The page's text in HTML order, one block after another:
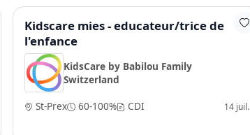
Kidscare mies - educateur/trice de
l'enfance
KidsCare by Babilou Family
Switzerland
St-Prex
60-100% CDI 14 juil.